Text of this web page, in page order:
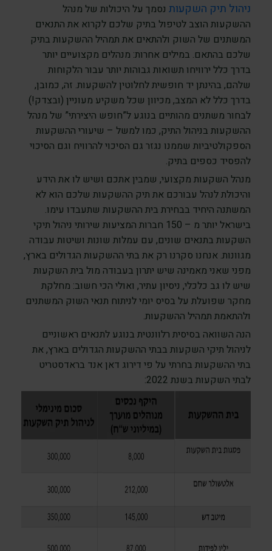
ניהול תיק השקעות נסמך על היכולות של מנהל
ההשקעות הוצב לטיפול בתיק שלכם לקרוא את התנאים
המשתנים של השוק ולהתאים את תמהיל ההשקעות בתיק
שלכם בהתאם. במילים אחרות: מנהלים מקצועיים יותר
בדרך כלל ירוויחו תשואות גבוהות יותר עבור הלקוחות
שלהם, בהינתן יד חופשית לחלוטין להשקעות. זה, כמובן,
בדרך כלל לא המצב, מכיוון שכל משקיע מעוניין (ובצדק!)
לבחור משתנים מהותיים בנוגע ל”חופש היצירתי” של מנהל
ההשקעות בניהול התיק, כמו למשל – שיעורי ההשקעות
הספקולטיביות שממנו נגזר גם הסיכוי להרוויח וגם הסיכוי
להפסיד כספים בתיק.
מנהל השקעות מקצועי, שמבין אתכם ושיש לו את הידע
והיכולת לנהל עבורכם את תיק ההשקעות שלכם הוא לא
המשתנה היחיד בבחירת בית ההשקעות שתעבדו עימו.
בישראל יותר מ – 150 חברות המציעות שירותי ניהול תיקי
השקעות בתנאים שונים, עם עמלות שונות ושיטות עבודה
מגוונות. אנחנו סקרנו רק את בתי ההשקעות הגדולים בארץ,
מפני שאני מאמינה שיש יתרון בעבודה מול בית השקעות
שיש לו גב כלכלי, ניסיון עתיר, ואולי הכי חשוב: מחלקת
מחקר שפועלת על בסיס יומי לניתוח תנאי השוק המשתנים
ולהתאמת תמהיל ההשקעות.
הנה השוואה בסיסית רלוונטית בנוגע לתנאים ראשוניים
לניהול תיקי השקעות בבתי ההשקעות הגדולים בארץ, את
בתי ההשקעות בחרתי על פי דירוג דאן אנד בראדסטריט
לבתי השקעות בשנת 2022: